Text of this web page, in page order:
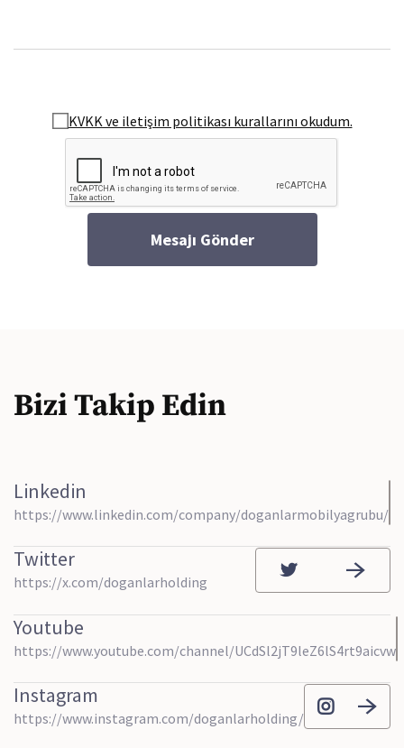
KVKK ve iletişim politikası kurallarını okudum.
Mesajı Gönder
Bizi Takip Edin
Linkedin
https://www.linkedin.com/company/doganlarmobilyagrubu/
Twitter
https://x.com/doganlarholding
Youtube
https://www.youtube.com/channel/UCdSl2jT9leZ6lS4rt9aicvw
Instagram
https://www.instagram.com/doganlarholding/